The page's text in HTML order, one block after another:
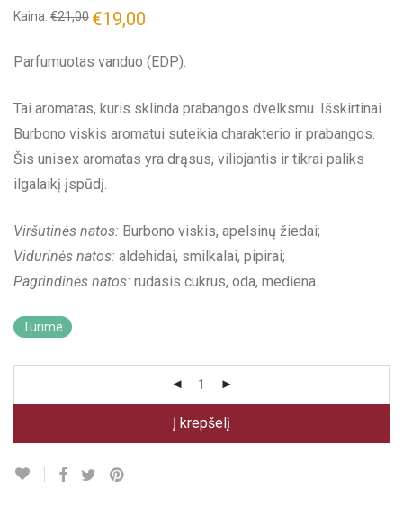
Kaina: €21,00 €19,00
Parfumuotas vanduo (EDP).
Tai aromatas, kuris sklinda prabangos dvelksmu. Išskirtinai
Burbono viskis aromatui suteikia charakterio ir prabangos.
Šis unisex aromatas yra drąsus, viliojantis ir tikrai paliks
ilgalaikį įspūdį.
Viršutinės natos: Burbono viskis, apelsinų žiedai;
Vidurinės natos: aldehidai, smilkalai, pipirai;
Pagrindinės natos: rudasis cukrus, oda, mediena.
Turime
Į krepšelį